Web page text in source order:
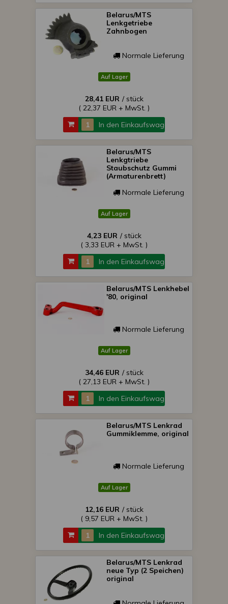
Belarus/MTS
Lenkgetriebe
Zahnbogen
Normale Lieferung
Auf Lager
28,41 EUR / stück
( 22,37 EUR + MwSt. )
In den Einkaufswagen
Belarus/MTS
Lenkgtriebe
Staubschutz Gummi
(Armaturenbrett)
Normale Lieferung
Auf Lager
4,23 EUR / stück
( 3,33 EUR + MwSt. )
In den Einkaufswagen
Belarus/MTS Lenkhebel
'80, original
Normale Lieferung
Auf Lager
34,46 EUR / stück
( 27,13 EUR + MwSt. )
In den Einkaufswagen
Belarus/MTS Lenkrad
Gummiklemme, original
Normale Lieferung
Auf Lager
12,16 EUR / stück
( 9,57 EUR + MwSt. )
In den Einkaufswagen
Belarus/MTS Lenkrad
neue Typ (2 Speichen)
original